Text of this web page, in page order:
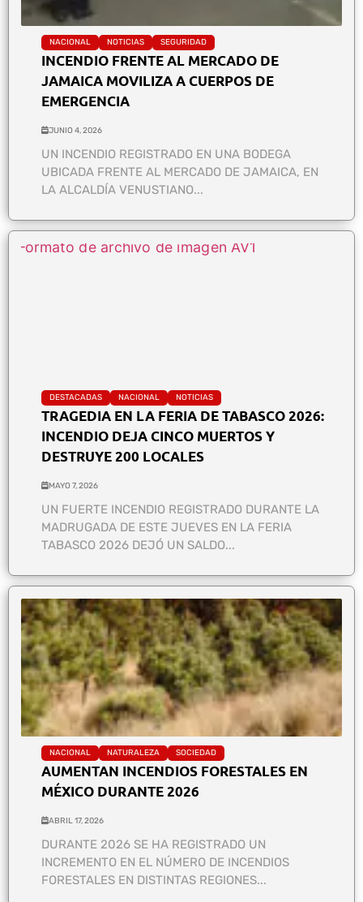
NACIONAL NOTICIAS SEGURIDAD
INCENDIO FRENTE AL MERCADO DE
JAMAICA MOVILIZA A CUERPOS DE
EMERGENCIA
JUNIO 4, 2026
UN INCENDIO REGISTRADO EN UNA BODEGA
UBICADA FRENTE AL MERCADO DE JAMAICA, EN
LA ALCALDÍA VENUSTIANO...
DESTACADAS NACIONAL NOTICIAS
TRAGEDIA EN LA FERIA DE TABASCO 2026:
INCENDIO DEJA CINCO MUERTOS Y
DESTRUYE 200 LOCALES
MAYO 7, 2026
UN FUERTE INCENDIO REGISTRADO DURANTE LA
MADRUGADA DE ESTE JUEVES EN LA FERIA
TABASCO 2026 DEJÓ UN SALDO...
NACIONAL NATURALEZA SOCIEDAD
AUMENTAN INCENDIOS FORESTALES EN
MÉXICO DURANTE 2026
ABRIL 17, 2026
DURANTE 2026 SE HA REGISTRADO UN
INCREMENTO EN EL NÚMERO DE INCENDIOS
FORESTALES EN DISTINTAS REGIONES...